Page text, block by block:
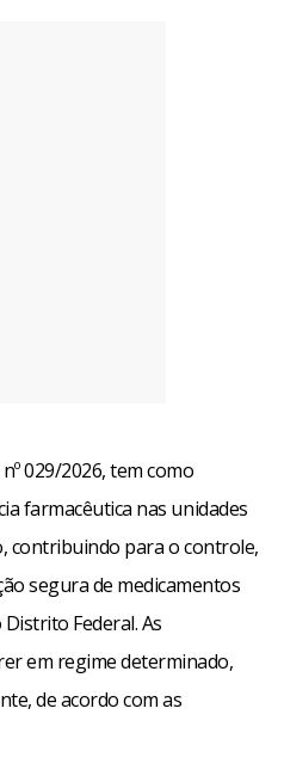
029/2026, tem como
farmacêutica nas unidades
contribuindo para o controle,
segura de medicamentos
Federal. As
em regime determinado,
de acordo com as